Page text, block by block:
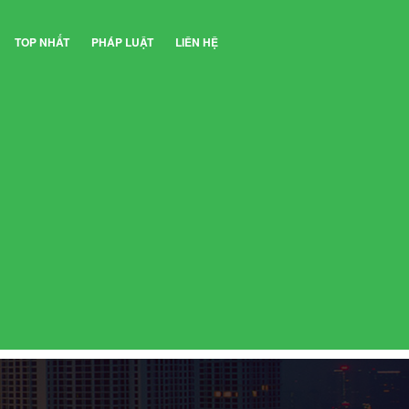
TOP NHẤT PHÁP LUẬT LIÊN HỆ